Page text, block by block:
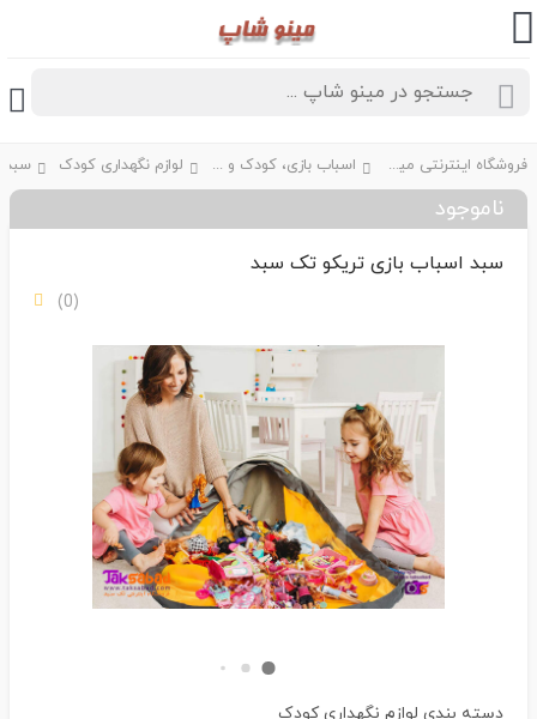
فروشگاه اینترنتی مینو شاپ اسباب بازی، کودک و نوزاد لوازم نگهداری کودک
ناموجود
سبد اسباب بازی تریکو تک سبد
(0)
دسته بندی لوازم نگهداری کودک